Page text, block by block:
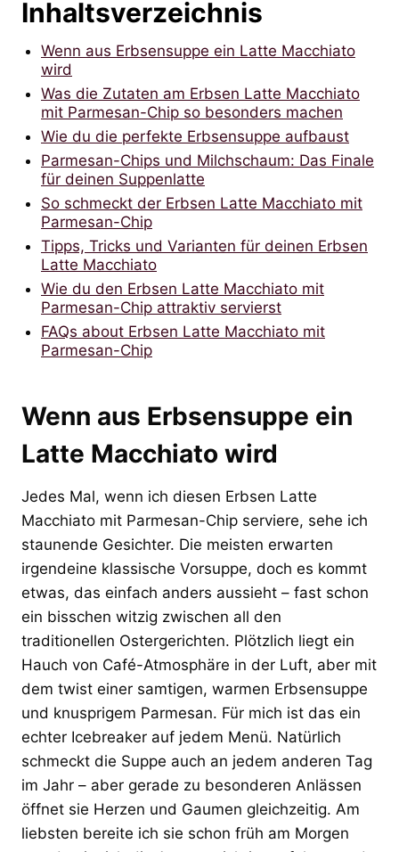
Inhaltsverzeichnis
Wenn aus Erbsensuppe ein Latte Macchiato
wird
Was die Zutaten am Erbsen Latte Macchiato
mit Parmesan-Chip so besonders machen
Wie du die perfekte Erbsensuppe aufbaust
Parmesan-Chips und Milchschaum: Das Finale
für deinen Suppenlatte
So schmeckt der Erbsen Latte Macchiato mit
Parmesan-Chip
Tipps, Tricks und Varianten für deinen Erbsen
Latte Macchiato
Wie du den Erbsen Latte Macchiato mit
Parmesan-Chip attraktiv servierst
FAQs about Erbsen Latte Macchiato mit
Parmesan-Chip
Wenn aus Erbsensuppe ein
Latte Macchiato wird
Jedes Mal, wenn ich diesen Erbsen Latte
Macchiato mit Parmesan-Chip serviere, sehe ich
staunende Gesichter. Die meisten erwarten
irgendeine klassische Vorsuppe, doch es kommt
etwas, das einfach anders aussieht – fast schon
ein bisschen witzig zwischen all den
traditionellen Ostergerichten. Plötzlich liegt ein
Hauch von Café-Atmosphäre in der Luft, aber mit
dem twist einer samtigen, warmen Erbsensuppe
und knusprigem Parmesan. Für mich ist das ein
echter Icebreaker auf jedem Menü. Natürlich
schmeckt die Suppe auch an jedem anderen Tag
im Jahr – aber gerade zu besonderen Anlässen
öffnet sie Herzen und Gaumen gleichzeitig. Am
liebsten bereite ich sie schon früh am Morgen